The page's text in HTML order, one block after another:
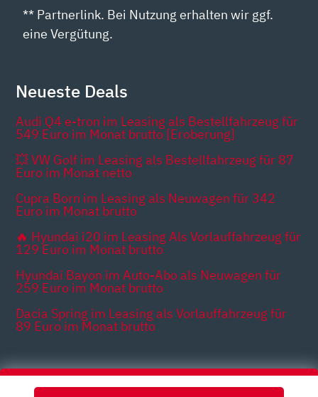
** Partnerlink. Bei Nutzung erhalten wir ggf.
eine Vergütung.
Neueste Deals
Audi Q4 e-tron im Leasing als Bestellfahrzeug für
549 Euro im Monat brutto [Eroberung]
💥 VW Golf im Leasing als Bestellfahrzeug für 87
Euro im Monat netto
Cupra Born im Leasing als Neuwagen für 342
Euro im Monat brutto
🔥 Hyundai i20 im Leasing Als Vorlauffahrzeug für
129 Euro im Monat brutto
Hyundai Bayon im Auto-Abo als Neuwagen für
259 Euro im Monat brutto
Dacia Spring im Leasing als Vorlauffahrzeug für
89 Euro im Monat brutto